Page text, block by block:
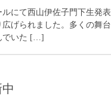
にて西山伊佐子門下生発
げられました。多くの舞
でいた […]
中